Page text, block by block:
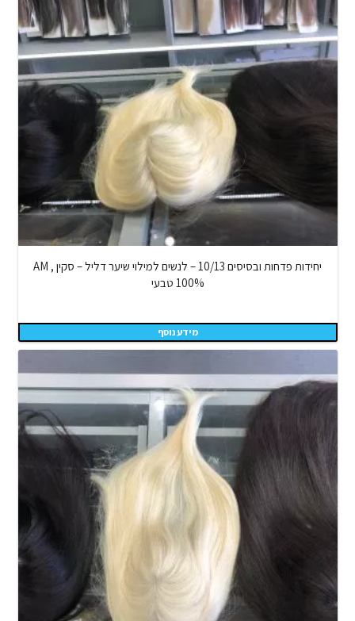
יחידות פדחות ובסיסים 10/13 – לנשים למילוי שיער דליל – סקין AM ,
100% טבעי
מידע נוסף